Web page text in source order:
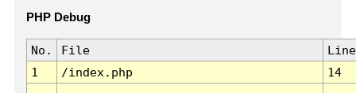
PHP Debug
No. File
Line
1
/index.php 14